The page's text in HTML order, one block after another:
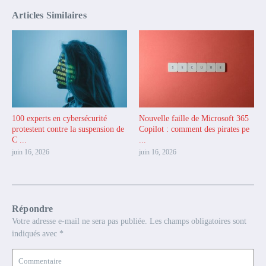
Articles Similaires
100 experts en cybersécurité
protestent contre la suspension de
C ...
juin 16, 2026
Nouvelle faille de Microsoft 365
Copilot : comment des pirates pe
juin 16, 2026
Répondre
Votre adresse e-mail ne sera pas publiée. Les champs obligatoires sont
indiqués avec *